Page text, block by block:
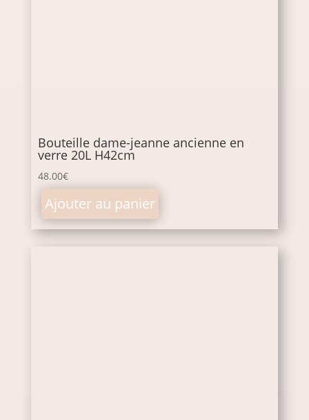
Bouteille dame-jeanne ancienne en
verre 20L H42cm
48.00€
Ajouter au panier